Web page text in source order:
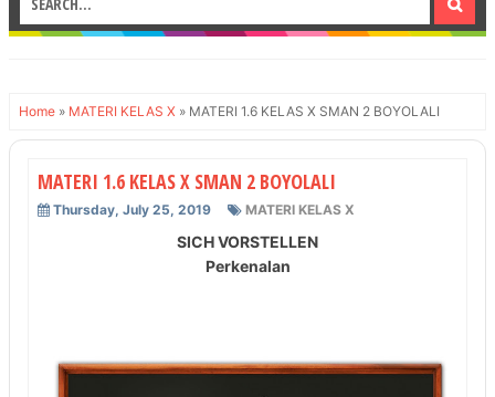
Home » MATERI KELAS X » MATERI 1.6 KELAS X SMAN 2 BOYOLALI
MATERI 1.6 KELAS X SMAN 2 BOYOLALI
Thursday, July 25, 2019 MATERI KELAS X
SICH VORSTELLEN
Perkenalan